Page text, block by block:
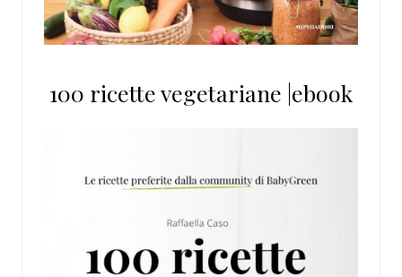
100 ricette vegetariane |ebook